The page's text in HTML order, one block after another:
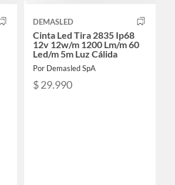
DEMASLED
Cinta Led Tira 2835 Ip68
12v 12w/m 1200 Lm/m 60
Led/m 5m Luz Cálida
Por Demasled SpA
$ 29.990